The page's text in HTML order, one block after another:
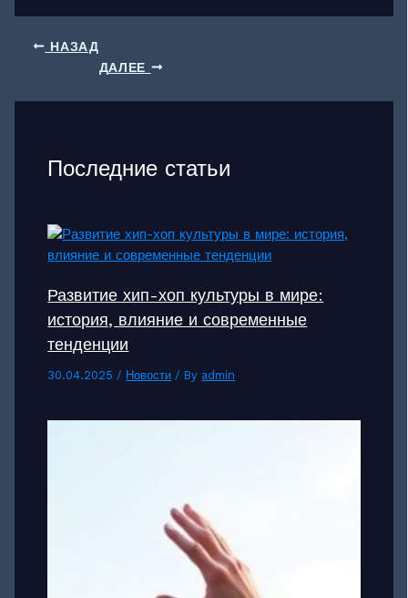
НАЗАД
ДАЛЕЕ
Последние статьи
Развитие хип-хоп культуры в мире:
история, влияние и современные
тенденции
30.04.2025 / Новости / By admin